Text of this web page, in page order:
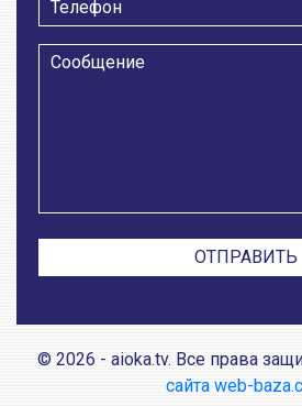
© 2026 - aioka.tv. Все права
сайта web-